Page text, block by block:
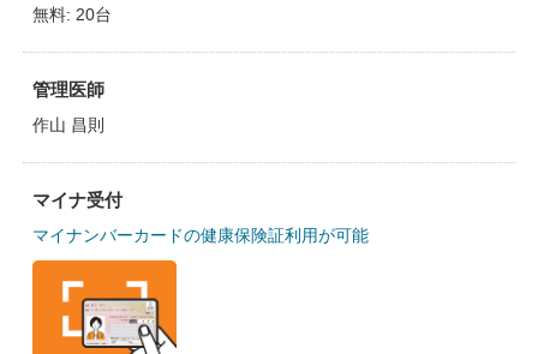
無料: 20台
管理医師
作山 昌則
マイナ受付
マイナンバーカードの健康保険証利用が可能